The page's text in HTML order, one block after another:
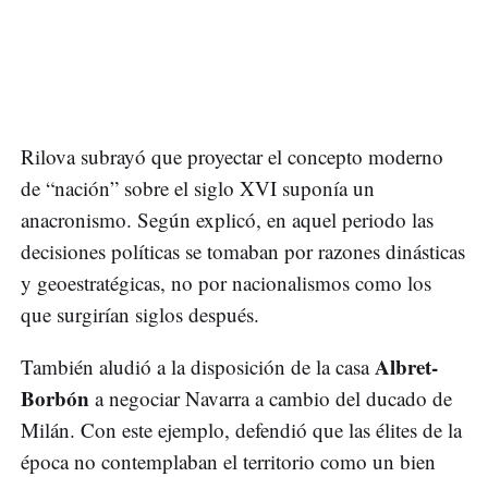
Rilova subrayó que proyectar el concepto moderno
de “nación” sobre el siglo XVI suponía un
anacronismo. Según explicó, en aquel periodo las
decisiones políticas se tomaban por razones dinásticas
y geoestratégicas, no por nacionalismos como los
que surgirían siglos después.
También aludió a la disposición de la casaAlbret-
Borbón a negociar Navarra a cambio del ducado de
Milán. Con este ejemplo, defendió que las élites de la
época no contemplaban el territorio como un bien